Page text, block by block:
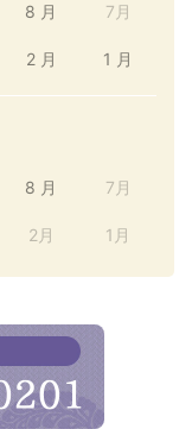
8 月 7月
2 月 1 月
8 月 7月
2月 1月